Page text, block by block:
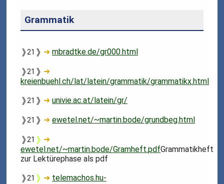
Grammatik
❱21 ❱ ➜mbradtke.de/gr000.html
❱21 ❱ ➜
kreienbuehl.ch/lat/latein/grammatik/grammatikx.html
❱21 ❱ ➜univie.ac.at/latein/gr/
❱21 ❱ ➜ewetel.net/~martin.bode/grundbeg.html
❱21 ❱ ➜
ewetel.net/~martin.bode/Gramheft.pdfGrammatikheft
zur Lektürephase als pdf
❱21 ❱ ➜ telemachos.hu-